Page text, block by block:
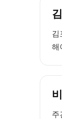
김
해
주